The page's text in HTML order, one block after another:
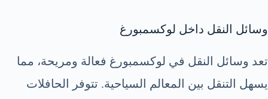
وسائل النقل داخل لوكسمبورغ
تعد وسائل النقل في لوكسمبورغ فعالة ومريحة، مما
يسهل التنقل بين المعالم السياحية. تتوفر الحافلات